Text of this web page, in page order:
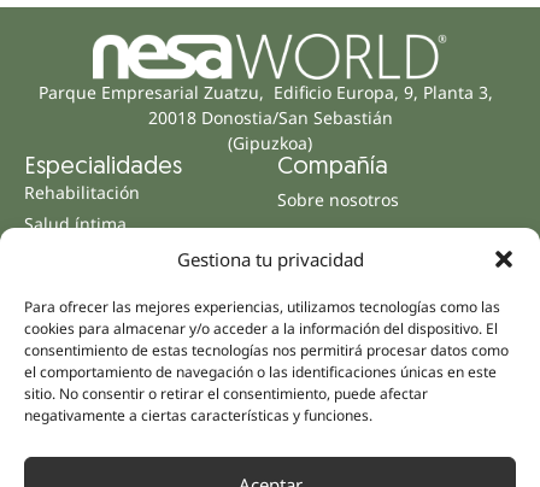
Gestiona tu privacidad
Para ofrecer las mejores experiencias, utilizamos tecnologías como las
cookies para almacenar y/o acceder a la información del dispositivo. El
consentimiento de estas tecnologías nos permitirá procesar datos como
el comportamiento de navegación o las identificaciones únicas en este
sitio. No consentir o retirar el consentimiento, puede afectar
negativamente a ciertas características y funciones.
Parque Empresarial Zuatzu, Edificio Europa, 9, Planta 3,
20018 Donostia/San Sebastián
(Gipuzkoa)
Especialidades
Rehabilitación
Salud íntima
Neurología y dolor
Odontología
Medicina interna
Medicina estética
Compañía
Sobre nosotros
Partnerships
Nesa Academic
Evidencia científica
Campus
Instagram